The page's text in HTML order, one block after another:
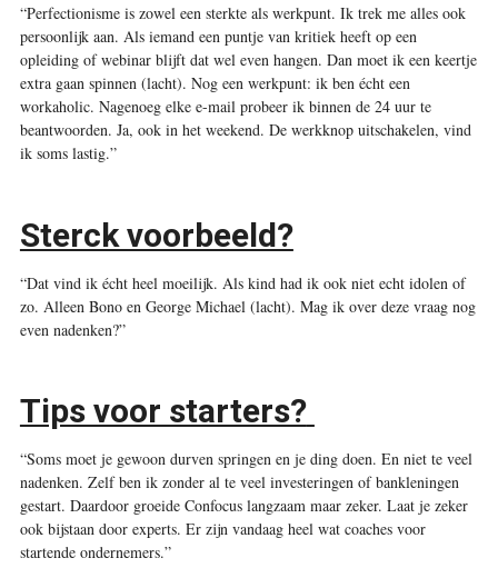
“Perfectionisme is zowel een sterkte als werkpunt. Ik trek me alles ook
persoonlijk aan. Als iemand een puntje van kritiek heeft op een
opleiding of webinar blijft dat wel even hangen. Dan moet ik een keertje
extra gaan spinnen (lacht). Nog een werkpunt: ik ben écht een
workaholic. Nagenoeg elke e-mail probeer ik binnen de 24 uur te
beantwoorden. Ja, ook in het weekend. De werkknop uitschakelen, vind
ik soms lastig.”
Sterck voorbeeld?
“Dat vind ik écht heel moeilijk. Als kind had ik ook niet echt idolen of
zo. Alleen Bono en George Michael (lacht). Mag ik over deze vraag nog
even nadenken?”
Tips voor starters?
“Soms moet je gewoon durven springen en je ding doen. En niet te veel
nadenken. Zelf ben ik zonder al te veel investeringen of bankleningen
gestart. Daardoor groeide Confocus langzaam maar zeker. Laat je zeker
ook bijstaan door experts. Er zijn vandaag heel wat coaches voor
startende ondernemers.”